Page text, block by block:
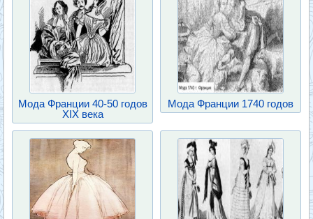
Мода Франции 40-50 годов
XIX века
Мода Франции 1740 годов